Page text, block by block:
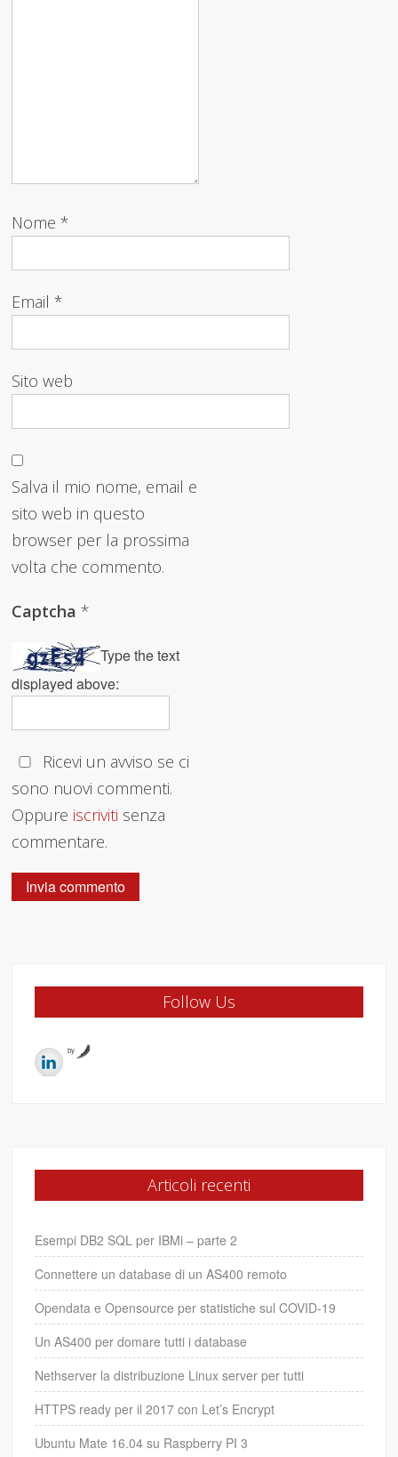
Nome*
Email*
Sito web
Salva il mio nome, email e
sito web in questo
browser per la prossima
volta che commento.
Captcha*
Type the text
displayed above:
Ricevi un avviso se ci
sono nuovi commenti.
Oppure iscriviti senza
commentare.
Follow Us
by
Articoli recenti
Esempi DB2 SQL per IBMi – parte 2
Connettere un database di un AS400 remoto
Opendata e Opensource per statistiche sul COVID-19
Un AS400 per domare tutti i database
Nethserver la distribuzione Linux server per tutti
HTTPS ready per il 2017 con Let’s Encrypt
Ubuntu Mate 16.04 su Raspberry PI 3